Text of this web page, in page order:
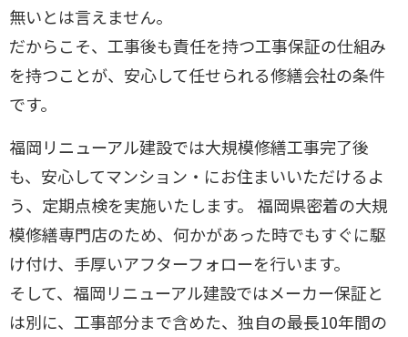
無いとは言えません。
だからこそ、工事後も責任を持つ工事保証の仕組み
を持つことが、安心して任せられる修繕会社の条件
です。
福岡リニューアル建設では大規模修繕工事完了後
も、安心してマンション・にお住まいいただけるよ
う、定期点検を実施いたします。 福岡県密着の大規
模修繕専門店のため、何かがあった時でもすぐに駆
け付け、手厚いアフターフォローを行います。
そして、福岡リニューアル建設ではメーカー保証と
は別に、工事部分まで含めた、独自の最長10年間の